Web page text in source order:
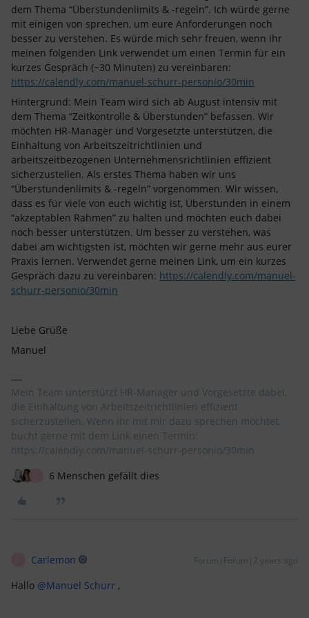
dem Thema “Überstundenlimits & -regeln”. Ich würde gerne
mit einigen von sprechen, um eure Anforderungen noch
besser zu verstehen. Es würde mich sehr freuen, wenn ihr
meinen folgenden Link verwendet um einen Termin für ein
kurzes Gespräch (~30 Minuten) zu vereinbaren:
https://calendly.com/manuel-schurr-personio/30min
Hintergrund: Mein Team wird sich ab August intensiv mit
dem Thema “Zeitkontrolle & Überstunden” befassen. Wir
möchten HR-Manager und Vorgesetzte unterstützen, die
Einhaltung von Arbeitszeitrichtlinien und
arbeitszeitbezogenen Unternehmensrichtlinien effizient
sicherzustellen. Als erstes Thema haben wir uns
“Überstundenlimits & -regeln” vorgenommen. Wir wissen,
dass es für viele von euch wichtig ist, Überstunden in einem
“akzeptablen Rahmen” zu halten und möchten euch dabei
noch besser unterstützen. Um besser zu verstehen, was
dabei am wichtigsten ist, möchten wir gerne mehr aus eurer
Praxis lernen. Verwendet gerne meinen Link, um ein kurzes
Gespräch dazu zu vereinbaren: https://calendly.com/manuel-
schurr-personio/30min
Liebe Grüße
Manuel
Mein Team unterstützt HR-Manager und Vorgesetzte dabei,
die Einhaltung von Arbeitszeitrichtlinien effizient
sicherzustellen. Wenn ihr mit mir dazu sprechen möchtet,
bucht gerne mit dem Link einen Termin:
https://calendly.com/manuel-schurr-personio/30min
6 Menschen gefällt dies
Carlemon Forum|Forum|2 years ago
Hallo @Manuel Schurr ,